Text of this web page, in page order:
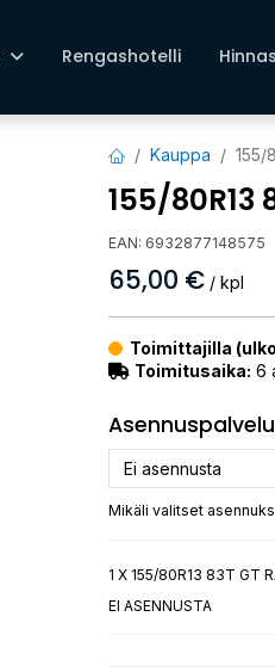
Rengashotelli
Kauppa 155/
155/80R13
EAN: 6932877148575
65,00 € / kpl
Toimittajilla
Toimitusaika: 6
Asennuspalvelu
Mikäli valitset
1 X 155/80R13 83T GT
EI ASENNUSTA